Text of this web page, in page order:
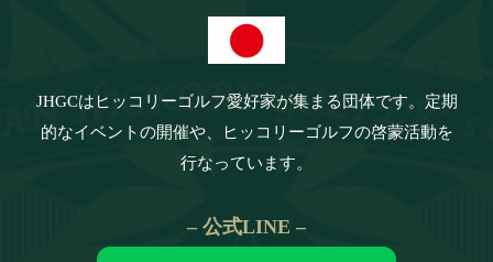
JHGCは ヒッコリーゴルフ愛好家が集まる団体です。定期
的なイベントの開催や、ヒッコリーゴルフの啓蒙活動を
行なっています。
– 公式LINE –